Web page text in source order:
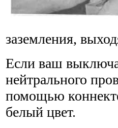
заземления,
Если ваш
нейтрального
помощью
белый цвет.